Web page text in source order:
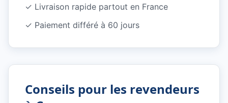
✓ Livraison rapide partout en France
✓ Paiement différé à 60 jours
Conseils pour les revendeurs